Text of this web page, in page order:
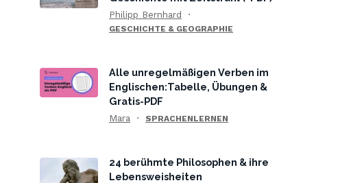
Philipp Bernhard
GESCHICHTE & GEOGRAPHIE
Alle unregelmäßigen Verben im
Englischen:Tabelle, Übungen &
Gratis-PDF
Mara SPRACHENLERNEN
24 berühmte Philosophen & ihre
Lebensweisheiten